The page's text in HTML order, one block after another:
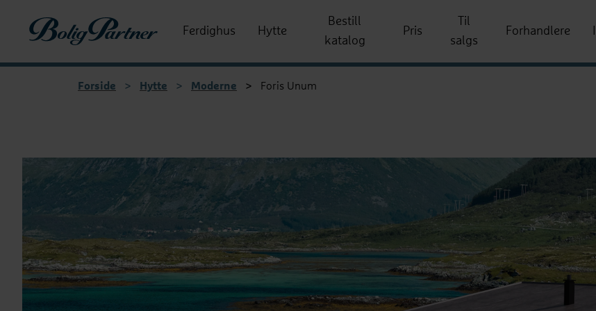
Boligpartner Ferdighus Hytte
Bestill
katalog
Pris
Til
salgs
Forhandlere
Forside > Hytte > Moderne > Foris Unum